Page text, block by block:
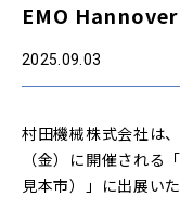
EMO
2025.09.03
村田機械株式会社は
（金）に開催され
見本市）」に出展いた